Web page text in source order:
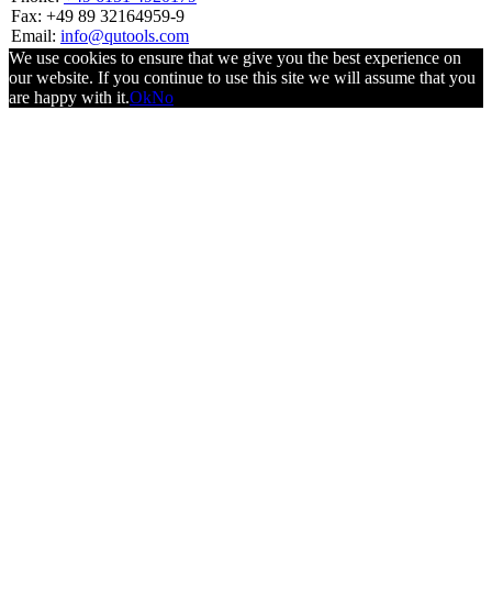
Fax: +49 89 32164959-9
Email: info@qutools.com
We use cookies to ensure that we give you the best experience on
our website. If you continue to use this site we will assume that you
are happy with it.OkNo